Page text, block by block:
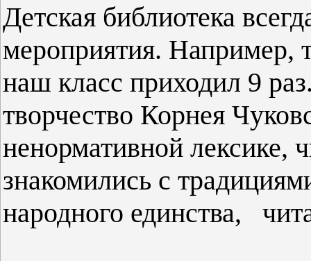
Детская библиотека
мероприятия. Например,
наш класс приходил 9
творчество Корнея
ненормативной лексике,
знакомились с
народного единства,